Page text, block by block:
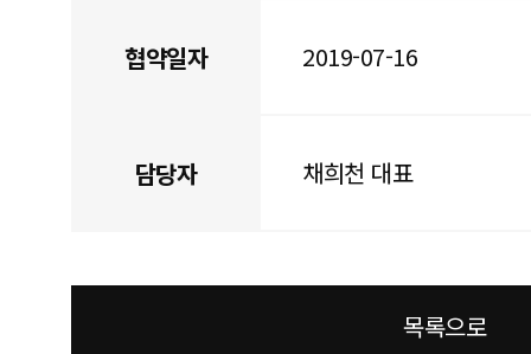
협약일자 2019-07-16
담당자 채희천 대표
목록으로